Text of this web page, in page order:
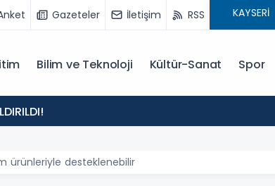
Gazeteler İletişim RSS
Bilim ve Teknoloji Kültür-Sanat Spor
ürünleriyle desteklenebilir